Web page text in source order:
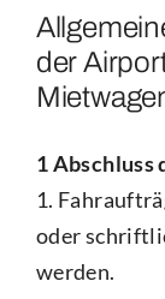
Kontakt
der
1 Abschluss
1.
oder
werden.